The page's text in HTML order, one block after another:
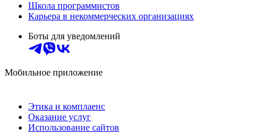
Школа программистов
Карьера в некоммерческих организациях
Боты для уведомлений
Мобильное приложение
Этика и комплаенс
Оказание услуг
Использование сайтов